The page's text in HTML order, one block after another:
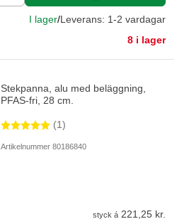
I lager/Leverans: 1-2 vardagar
8 i lager
Stekpanna, alu med beläggning,
PFAS-fri, 28 cm.
(1)
Artikelnummer 80186840
styck á 221,25 kr.